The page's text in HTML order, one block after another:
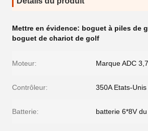
Mettre en évidence: boguet à piles de
boguet de chariot de golf
Moteur: Marque ADC
Contrôleur: 350A Etats-
Batterie: batterie 6*8V